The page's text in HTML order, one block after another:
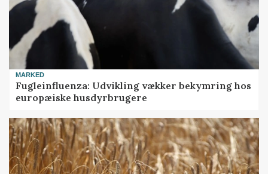
MARKED
Fugleinfluenza: Udvikling vækker bekymring hos
europæiske husdyrbrugere